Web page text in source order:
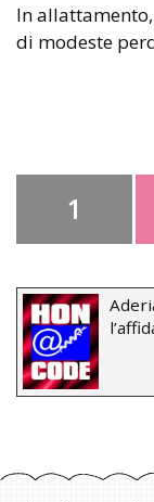
In
di modeste
1